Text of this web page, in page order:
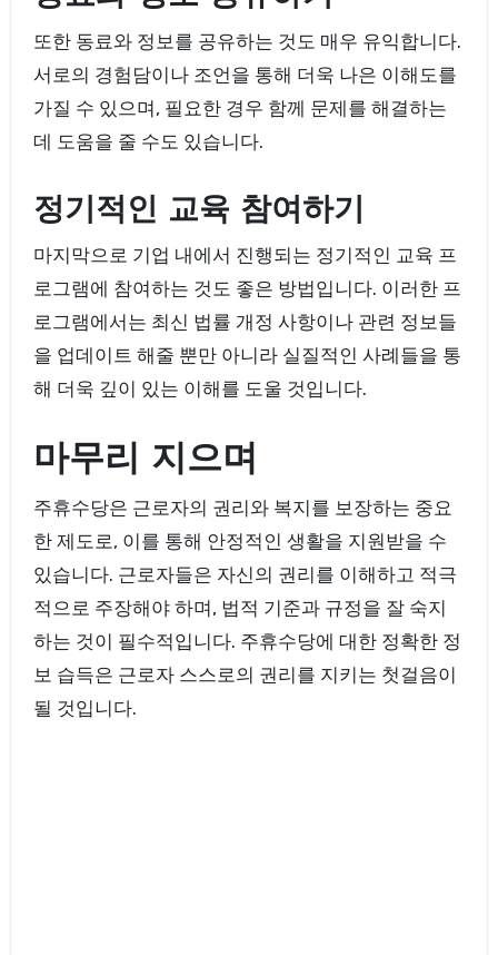
또한 동료와 정보를 공유하는 것도 매우 유익합니다.
서로의 경험담이나 조언을 통해 더욱 나은 이해도를
가질 수 있으며, 필요한 경우 함께 문제를 해결하는
데 도움을 줄 수도 있습니다.
정기적인 교육 참여하기
마지막으로 기업 내에서 진행되는 정기적인 교육 프
로그램에 참여하는 것도 좋은 방법입니다. 이러한 프
로그램에서는 최신 법률 개정 사항이나 관련 정보들
을 업데이트 해줄 뿐만 아니라 실질적인 사례들을 통
해 더욱 깊이 있는 이해를 도울 것입니다.
마무리 지으며
주휴수당은 근로자의 권리와 복지를 보장하는 중요
한 제도로, 이를 통해 안정적인 생활을 지원받을 수
있습니다. 근로자들은 자신의 권리를 이해하고 적극
적으로 주장해야 하며, 법적 기준과 규정을 잘 숙지
하는 것이 필수적입니다. 주휴수당에 대한 정확한 정
보 습득은 근로자 스스로의 권리를 지키는 첫걸음이
될 것입니다.